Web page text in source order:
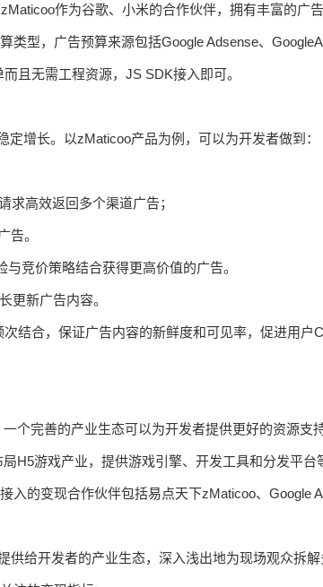
作为谷歌、小米的合作伙伴，拥有丰富的广
型，广告预算来源包括Google Adsense、
且无需工程资源，JS SDK接入即可。
增长。以zMaticoo产品为例，可以为开发者做到：
求高效返回多个渠道广告；
告。
竞价策略结合获得更高价值的广告。
更新广告内容。
结合，保证广告内容的新鲜度和可见率，促进用户
个完善的产业生态可以为开发者提供更好的资源支
H5游戏产业，提供游戏引擎、开发工具和分发平台
的变现合作伙伴包括易点天下zMaticoo、Google
供给开发者的产业生态，深入浅出地为现场观众拆